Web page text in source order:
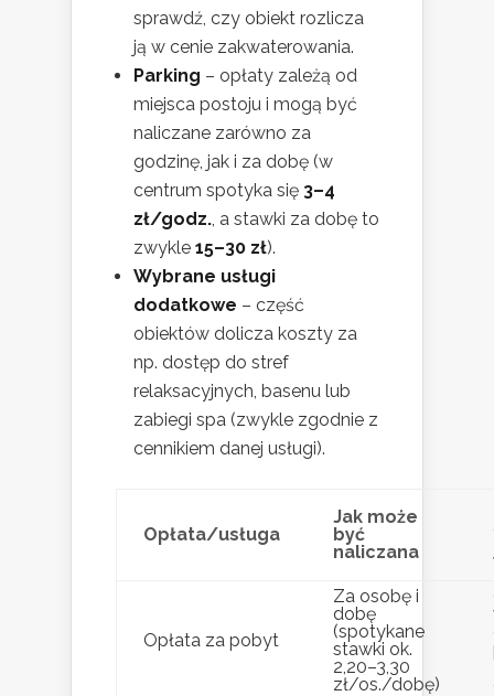
sprawdź, czy obiekt rozlicza
ją w cenie zakwaterowania.
Parking – opłaty zależą od
miejsca postoju i mogą być
naliczane zarówno za
godzinę, jak i za dobę (w
centrum spotyka się 3–4
zł/godz., a stawki za dobę to
zwykle 15–30 zł).
Wybrane usługi
dodatkowe – część
obiektów dolicza koszty za
np. dostęp do stref
relaksacyjnych, basenu lub
zabiegi spa (zwykle zgodnie z
cennikiem danej usługi).
Opłata/usługa
Jak może
być
naliczana
Opłata za pobyt
Za osobę i
dobę
(spotykane
stawki ok.
2,20–3,30
zł/os./dobę)